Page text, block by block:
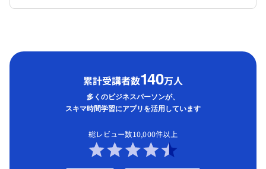
累計受講者数140万人
多くのビジネスパーソンが、
スキマ時間学習にアプリを活用しています
総レビュー数10,000件以上